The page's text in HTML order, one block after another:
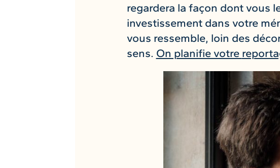
regardera la façon dont vous
investissement dans votre
vous ressemble, loin des
sens. On planifie votre